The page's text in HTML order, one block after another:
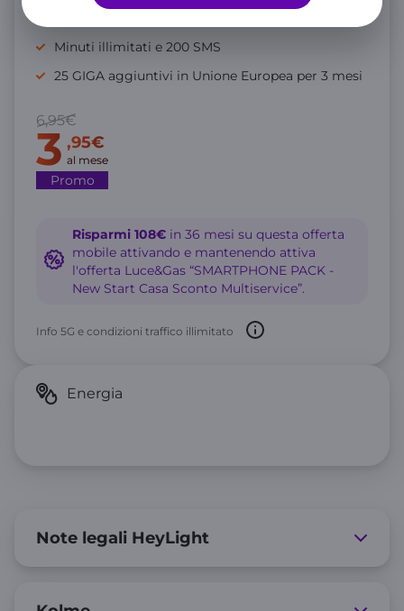
Minuti illimitati e 200 SMS
25 GIGA aggiuntivi in Unione Europea per 3 mesi
6,95€
3 ,95€
al mese
Promo
Risparmi 108€ in 36 mesi su questa offerta
mobile attivando e mantenendo attiva
l'offerta Luce&Gas “SMARTPHONE PACK -
New Start Casa Sconto Multiservice”.
Info 5G e condizioni traffico illimitato
Note legali HeyLight